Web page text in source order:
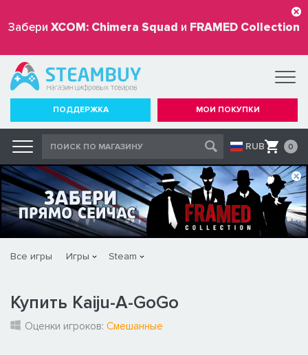
Забери XCOM: Chimera Squad и FRAMED Collection
бесплатно
ПОДДЕРЖКА МОИ ПОКУПКИ
RUB 0
Все игры Игры Steam
Купить Kaiju-A-GoGo
Оценки игроков: Смешанные